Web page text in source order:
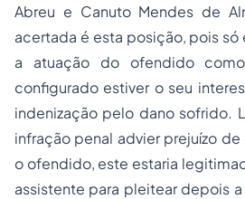
Abreu e Canuto Mendes de
acertada é esta posição, pois
a atuação do ofendido
configurado estiver o seu
indenização pelo dano sofrido.
infração penal advier prejuízo
o ofendido, este estaria
assistente para pleitear depois